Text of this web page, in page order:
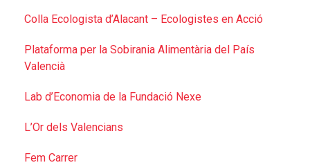
Colla Ecologista d’Alacant – Ecologistes en Acció
Plataforma per la Sobirania Alimentària del País
Valencià
Lab d’Economia de la Fundació Nexe
L’Or dels Valencians
Fem Carrer